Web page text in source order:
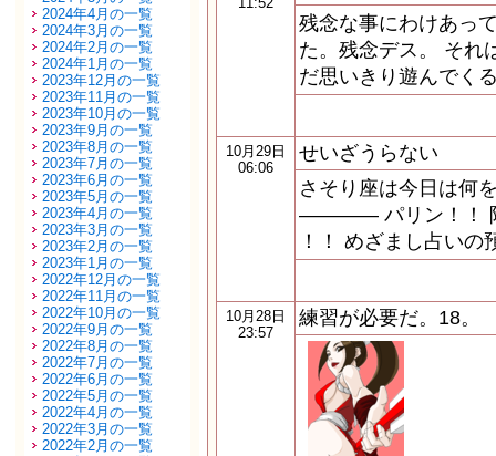
2024年4月の一覧
2024年3月の一覧
2024年2月の一覧
2024年1月の一覧
2023年12月の一覧
2023年11月の一覧
2023年10月の一覧
2023年9月の一覧
2023年8月の一覧
2023年7月の一覧
2023年6月の一覧
2023年5月の一覧
2023年4月の一覧
2023年3月の一覧
2023年2月の一覧
2023年1月の一覧
2022年12月の一覧
2022年11月の一覧
2022年10月の一覧
2022年9月の一覧
2022年8月の一覧
2022年7月の一覧
2022年6月の一覧
2022年5月の一覧
2022年4月の一覧
2022年3月の一覧
2022年2月の一覧
残念な事にわけあっ
た。残念デス。 それ
だ思いきり遊んでく
10月29日
06:06
せいざうらない
さそり座は今日は何
―――― パリン！！
！！ めざまし占い
10月28日
23:57
練習が必要だ。18。